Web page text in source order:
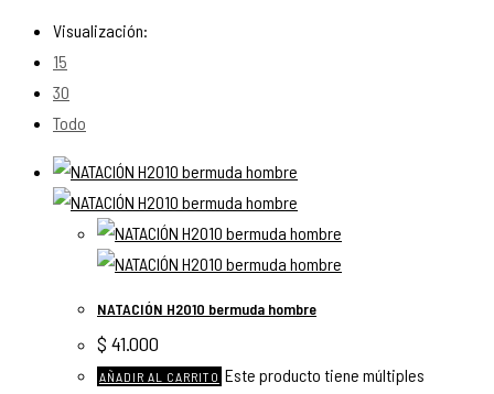
Visualización:
15
30
Todo
NATACIÓN H2010 bermuda hombre
$ 41.000
AÑADIR AL CARRITO Este producto tiene múltiples